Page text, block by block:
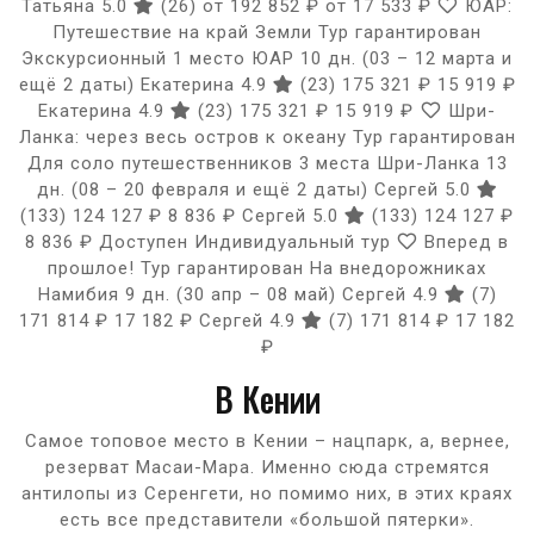
Татьяна 5.0
(26) от 192 852 ₽ от 17 533 ₽
ЮАР:
Путешествие на край Земли Тур гарантирован
Экскурсионный 1 место ЮАР 10 дн. (03 – 12 марта и
ещё 2 даты) Екатерина 4.9 (23) 175 321 ₽ 15 919 ₽
Екатерина 4.9
(23) 175 321 ₽ 15 919 ₽
Шри-
Ланка: через весь остров к океану Тур гарантирован
Для соло путешественников 3 места Шри-Ланка 13
дн. (08 – 20 февраля и ещё 2 даты) Сергей 5.0
(133) 124 127 ₽ 8 836 ₽ Сергей 5.0 (133) 124 127 ₽
8 836 ₽ Доступен Индивидуальный тур
Вперед в
прошлое! Тур гарантирован На внедорожниках
Намибия 9 дн. (30 апр – 08 май) Сергей 4.9
(7)
171 814 ₽ 17 182 ₽ Сергей 4.9 (7) 171 814 ₽ 17 182
₽
В Кении
Самое топовое место в Кении – нацпарк, а, вернее,
резерват Масаи-Мара. Именно сюда стремятся
антилопы из Серенгети, но помимо них, в этих краях
есть все представители «большой пятерки».